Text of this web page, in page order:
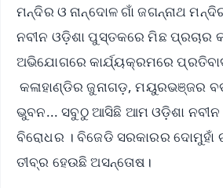
ମନ୍ଦିର ଓ ନାନ୍ଦୋଳ ଗାଁ ଜଗନ୍ନାଥ
ନବୀନ ଓଡ଼ିଶା ପୁସ୍ତକରେ ମିଛ ପ୍ରଚାର
ଅଭିଯୋଗରେ କାର୍ଯ୍ୟକ୍ରମରେ
କଳାହାଣ୍ଡିର ଜୁନାଗଡ଼, ମୟୁରଭଞ୍ଜର
ଭୁବନ... ସବୁଠୁ ଆସିଛି ଆମ ଓଡ଼ିଶା
ବିରୋଧର । ବିଜେଡି ସରକାରର
ତୀବ୍ର ହେଉଛି ଅସନ୍ତୋଷ।